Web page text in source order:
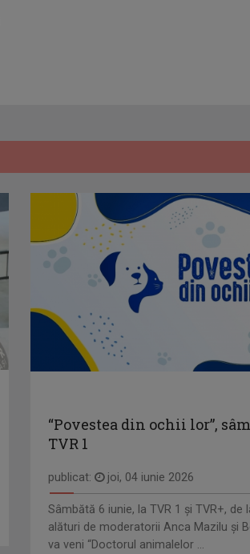
“Povestea din ochii lor”,
TVR 1
publicat: joi, 04 iunie 2026
Sâmbătă 6 iunie, la TVR 1 și TVR+, de
alături de moderatorii Anca Mazilu şi
va veni “Doctorul animalelor ...